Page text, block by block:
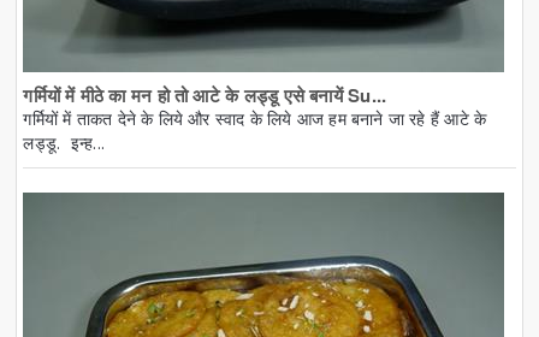
गर्मियों में मीठे का मन हो तो आटे के लड्डू एसे बनायें Su...
गर्मियों में ताकत देने के लिये और स्वाद के लिये आज हम बनाने जा रहे हैं आटे के
लड्डू. इन्ह...